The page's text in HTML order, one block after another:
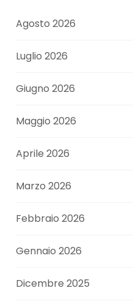
Agosto 2026
Luglio 2026
Giugno 2026
Maggio 2026
Aprile 2026
Marzo 2026
Febbraio 2026
Gennaio 2026
Dicembre 2025